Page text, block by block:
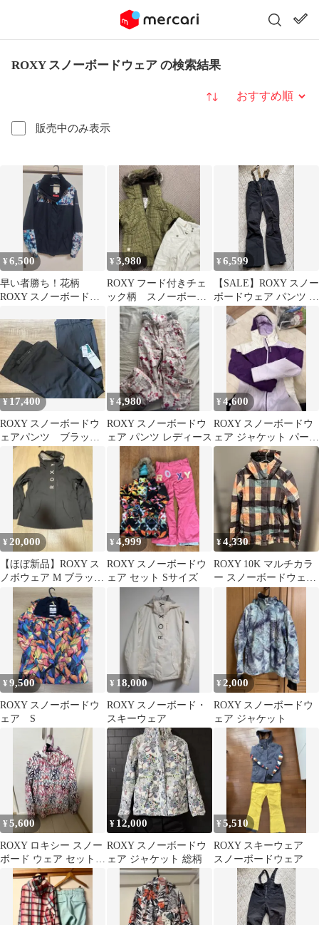
ROXY スノーボードウェア の検索結果
販売中のみ表示
並び替え
¥6,500
早い者勝ち！花柄
ROXY スノーボードウ
¥3,980
ROXY フード付きチェ
ック柄 スノーボード
ウェア セット
¥6,599
【SALE】ROXY スノー
ボードウェア パンツ L
サイズ
¥17,400
ROXY スノーボードウ
ェアパンツ ブラック
サイズS
¥4,980
ROXY スノーボードウ
ェア パンツ レディース
¥4,600
ROXY スノーボードウ
ェア ジャケット パープ
ル ホワイト
¥20,000
【ほぼ新品】ROXY ス
ノボウェア M ブラック
1回着用
¥4,999
ROXY スノーボードウ
ェア セット Sサイズ
¥4,330
ROXY 10K マルチカラ
ー スノーボードウェア
¥9,500
ROXY スノーボードウ
ェア S
¥ 18,000
ROXY スノーボード・
スキーウェア
¥ 2,000
ROXY スノーボードウ
ェア ジャケット
¥5,600
ROXY ロキシー スノー
ボード ウェア セット L
レディース
¥ 12,000
ROXY スノーボードウ
ェア ジャケット 総柄
¥5,510
ROXY スキーウェア
スノーボードウェア